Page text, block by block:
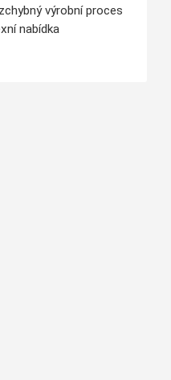
výrobní proces
nabídka